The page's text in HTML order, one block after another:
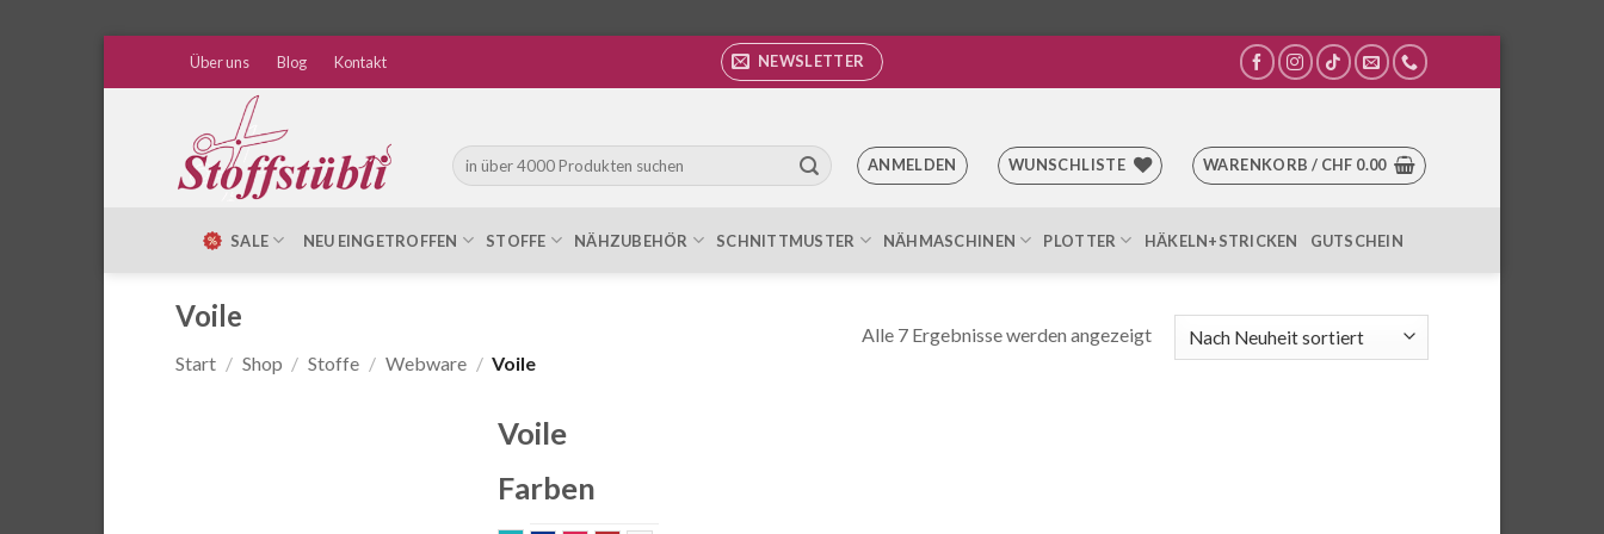
Über uns Blog Kontakt NEWSLETTER
Suche
nach:
ANMELDEN WUNSCHLISTE WARENKORB / CHF 0.00
SALE NEU EINGETROFFEN STOFFE NÄHZUBEHÖR SCHNITTMUSTER NÄHMASCHINEN PLOTTER HÄKELN+STRICKEN GUTSCHEIN
Voile
Start / Shop / Stoffe / Webware / Voile
Alle 7 Ergebnisse werden angezeigtNach
Aktualität
Voile
Farben